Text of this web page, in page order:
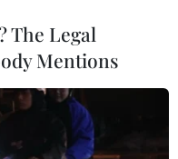
The Legal
Mentions